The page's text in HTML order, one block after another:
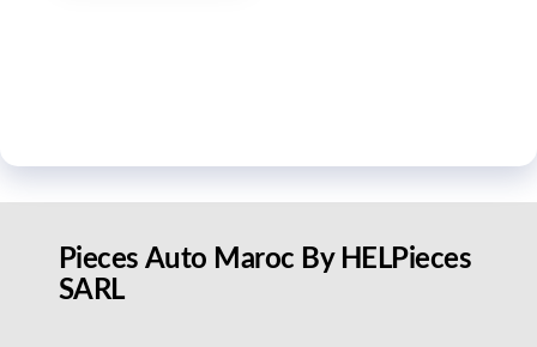
Pieces Auto Maroc By HELPieces
SARL